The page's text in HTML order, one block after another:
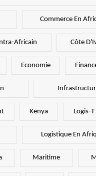
Commerce En
Africain Côte
Economie
Kenya Logis-
Logistique En
Maritime